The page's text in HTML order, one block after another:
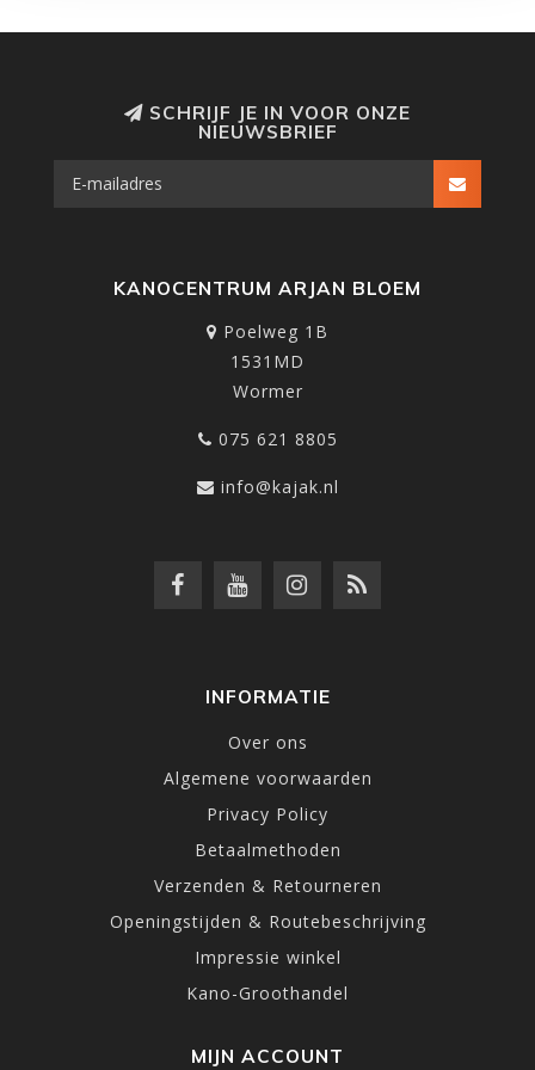
SCHRIJF JE IN VOOR ONZE
NIEUWSBRIEF
KANOCENTRUM ARJAN BLOEM
Poelweg 1B
1531MD
Wormer
075 621 8805
info@kajak.nl
INFORMATIE
Over ons
Algemene voorwaarden
Privacy Policy
Betaalmethoden
Verzenden & Retourneren
Openingstijden & Routebeschrijving
Impressie winkel
Kano-Groothandel
MIJN ACCOUNT